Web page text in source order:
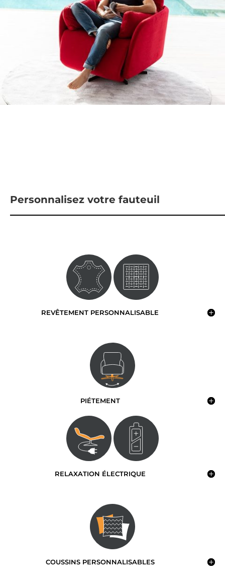
Personnalisez votre fauteuil
REVÊTEMENT PERSONNALISABLE
PIÉTEMENT
RELAXATION ÉLECTRIQUE
COUSSINS PERSONNALISABLES